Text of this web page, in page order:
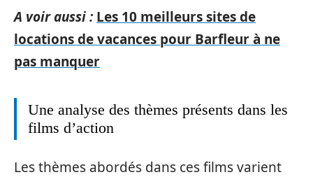
A voir aussi : Les 10 meilleurs sites de
locations de vacances pour Barfleur à ne
pas manquer
Une analyse des thèmes présents dans les
films d’action
Les thèmes abordés dans ces films varient